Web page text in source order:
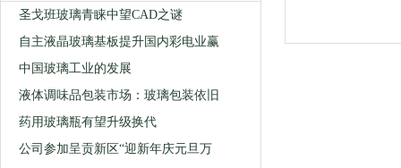
圣戈班玻璃青睐中望CAD之谜
自主液晶玻璃基板提升国内彩电业赢
中国玻璃工业的发展
液体调味品包装市场：玻璃包装依旧
药用玻璃瓶有望升级换代
公司参加呈贡新区“迎新年庆元旦万